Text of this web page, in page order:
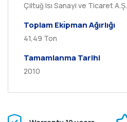
Çiltuğ Isı Sanayi ve Ticaret A.Ş.
Toplam Ekı̇pman Ağırlığı
41,49 Ton
Tamamlanma Tarihi
2010